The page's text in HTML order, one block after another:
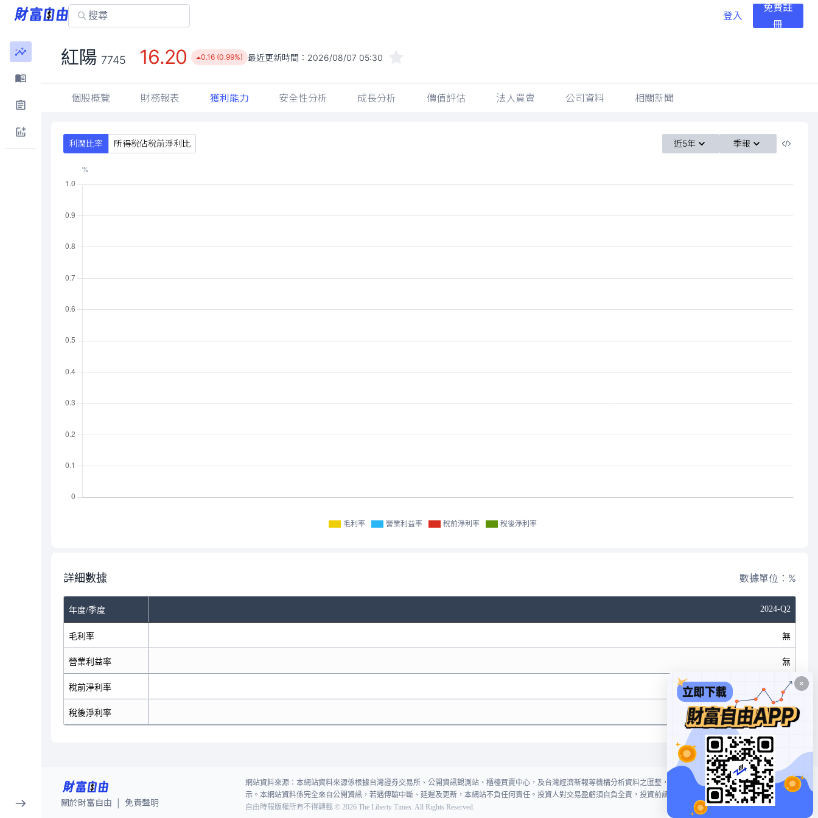
登入
免費註
冊
紅陽 7745 16.20 0.16 (0.99%) 最近更新時間： 2026/08/07 05:30
個股概覽 財務報表 獲利能力 安全性分析 成長分析 價值評估 法人買賣 公司資料 相關新聞
利潤比率 所得稅佔稅前淨利比 近5年 季報
毛利率 營業利益率 稅前淨利率 稅後淨利率
詳細數據 數據單位：%
年度/季度 2024-Q2
毛利率
營業利益率
稅前淨利率
稅後淨利率
無
無
無
無
關於財富自由 免責聲明
網站資料來源：本網站資料來源係根據台灣證券交易所、公開資訊觀測站、櫃檯買賣中心，及台灣經濟新報等機構分析資料之匯整，本網站對投資人買賣不作任何建議或暗
示。本網站資料係完全來自公開資訊，若遇傳輸中斷、延遲及更新，本網站不負任何責任。投資人對交易盈虧須自負全責，投資前請謹慎評估風險。
自由時報版權所有不得轉載 © 2026 The Liberty Times. All Rights Reserved.